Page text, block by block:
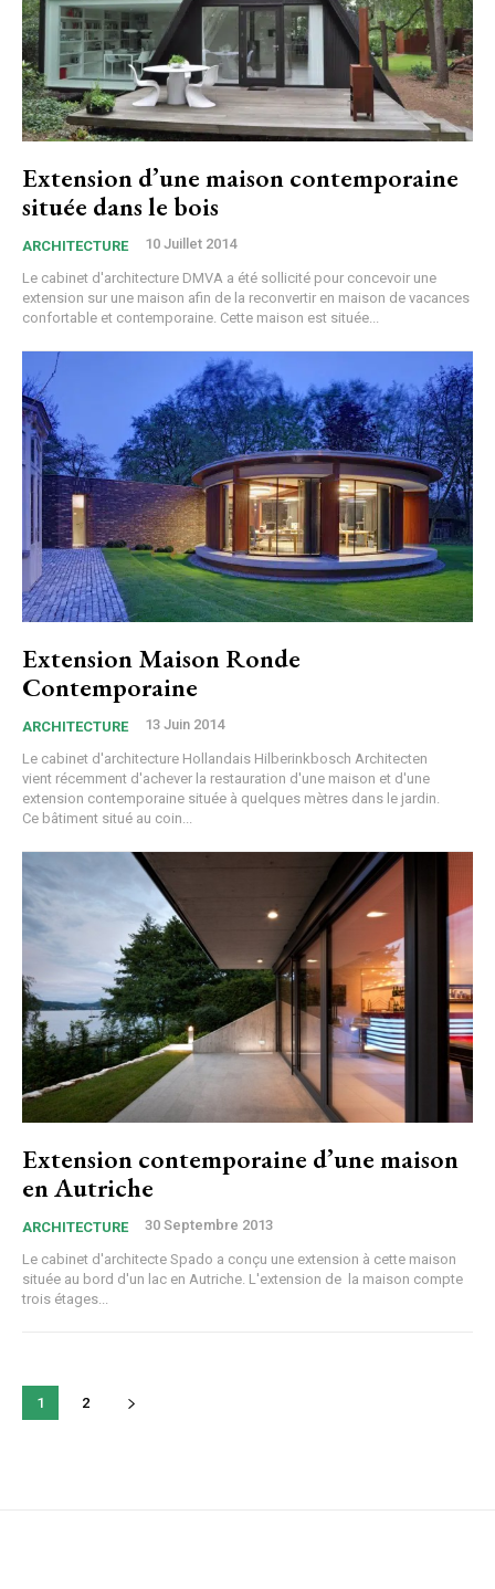
Extension d’une maison contemporaine
située dans le bois
ARCHITECTURE 10 Juillet 2014
Le cabinet d'architecture DMVA a été sollicité pour concevoir une
extension sur une maison afin de la reconvertir en maison de vacances
confortable et contemporaine. Cette maison est située...
Extension Maison Ronde
Contemporaine
ARCHITECTURE 13 Juin 2014
Le cabinet d'architecture Hollandais Hilberinkbosch Architecten
vient récemment d'achever la restauration d'une maison et d'une
extension contemporaine située à quelques mètres dans le jardin.
Ce bâtiment situé au coin...
Extension contemporaine d’une maison
en Autriche
ARCHITECTURE 30 Septembre 2013
Le cabinet d'architecte Spado a conçu une extension à cette maison
située au bord d'un lac en Autriche. L'extension de la maison compte
trois étages...
1 2